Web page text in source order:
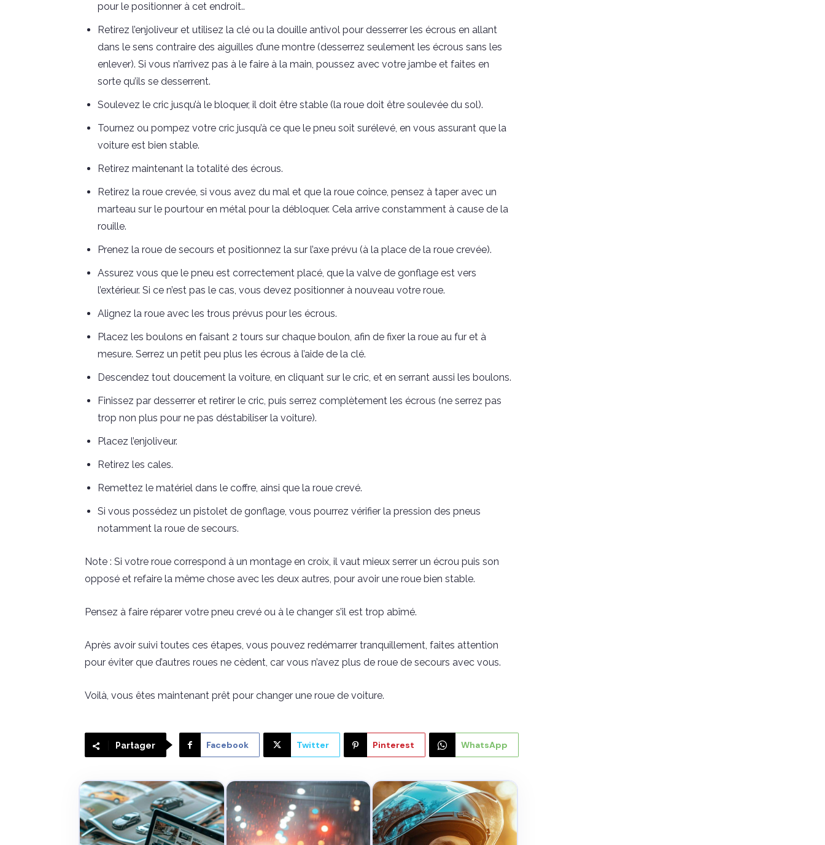
pour le positionner à cet endroit..
Retirez l’enjoliveur et utilisez la clé ou la douille antivol pour desserrer les écrous en allant
dans le sens contraire des aiguilles d’une montre (desserrez seulement les écrous sans les
enlever). Si vous n’arrivez pas à le faire à la main, poussez avec votre jambe et faites en
sorte qu’ils se desserrent.
Soulevez le cric jusqu’à le bloquer, il doit être stable (la roue doit être soulevée du sol).
Tournez ou pompez votre cric jusqu’à ce que le pneu soit surélevé, en vous assurant que la
voiture est bien stable.
Retirez maintenant la totalité des écrous.
Retirez la roue crevée, si vous avez du mal et que la roue coince, pensez à taper avec un
marteau sur le pourtour en métal pour la débloquer. Cela arrive constamment à cause de la
rouille.
Prenez la roue de secours et positionnez la sur l’axe prévu (à la place de la roue crevée).
Assurez vous que le pneu est correctement placé, que la valve de gonflage est vers
l’extérieur. Si ce n’est pas le cas, vous devez positionner à nouveau votre roue.
Alignez la roue avec les trous prévus pour les écrous.
Placez les boulons en faisant 2 tours sur chaque boulon, afin de fixer la roue au fur et à
mesure. Serrez un petit peu plus les écrous à l’aide de la clé.
Descendez tout doucement la voiture, en cliquant sur le cric, et en serrant aussi les boulons.
Finissez par desserrer et retirer le cric, puis serrez complètement les écrous (ne serrez pas
trop non plus pour ne pas déstabiliser la voiture).
Placez l’enjoliveur.
Retirez les cales.
Remettez le matériel dans le coffre, ainsi que la roue crevé.
Si vous possédez un pistolet de gonflage, vous pourrez vérifier la pression des pneus
notamment la roue de secours.
Note : Si votre roue correspond à un montage en croix, il vaut mieux serrer un écrou puis son
opposé et refaire la même chose avec les deux autres, pour avoir une roue bien stable.
Pensez à faire réparer votre pneu crevé ou à le changer s’il est trop abîmé.
Après avoir suivi toutes ces étapes, vous pouvez redémarrer tranquillement, faites attention
pour éviter que d’autres roues ne cèdent, car vous n’avez plus de roue de secours avec vous.
Voilà, vous êtes maintenant prêt pour changer une roue de voiture.
Partager Facebook Twitter Pinterest WhatsApp